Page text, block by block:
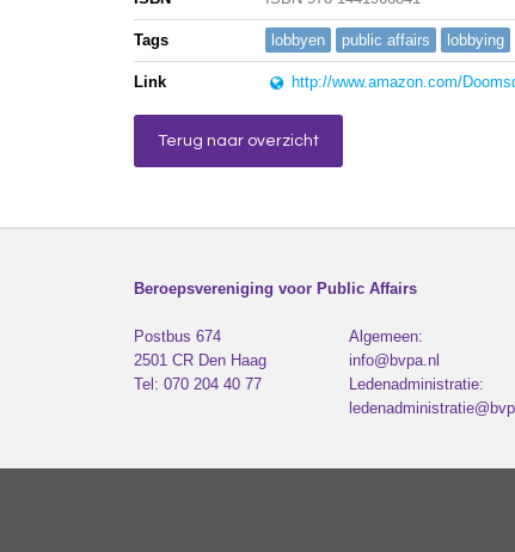
Tags lobbyen public affairs lobbying
Link http://www.amazon.com/
Terug naar overzicht
Beroepsvereniging voor Public Affairs
Postbus 674
2501 CR Den Haag
Tel: 070 204 40 77
Algemeen:
info@bvpa.nl
Ledenadministratie: